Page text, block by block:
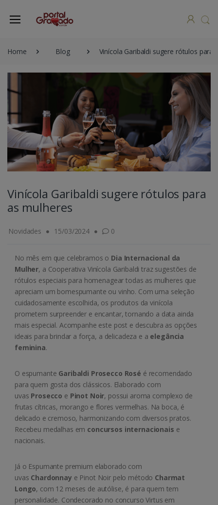
Home Blog Vinícola Garibaldi sugere rótulos para
Vinícola Garibaldi sugere rótulos para
as mulheres
Novidades 15/03/2024 0
No mês em que celebramos o Dia Internacional da
Mulher, a Cooperativa Vinícola Garibaldi traz sugestões de
rótulos especiais para homenagear todas as mulheres que
apreciam um bomespumante ou vinho. Com uma seleção
cuidadosamente escolhida, os produtos da vinícola
prometem surpreender e encantar, tornando a data ainda
mais especial. Acompanhe este post e descubra as opções
ideais para brindar a força, a delicadeza e a elegância
feminina.
O espumante Garibaldi Prosecco Rosé é recomendado
para quem gosta dos clássicos. Elaborado com
uvas Prosecco e Pinot Noir, possui aroma complexo de
frutas cítricas, morango e flores vermelhas. Na boca, é
delicado e cremoso, harmonizando com diversos pratos.
Recebeu medalhas em concursos internacionais e
nacionais.
Já o Espumante premium elaborado com
uvas Chardonnay e Pinot Noir pelo método Charmat
Longo, com 12 meses de autólise, é para quem tem
personalidade. Condecorado no concurso Virtus em